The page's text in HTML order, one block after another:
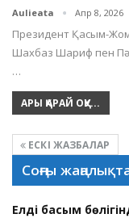
Aulieata Апр 8, 2026
Президент Қасым-
Шахбаз Шариф пен
…
АРЫ ҚАРАЙ ОҚУ...
ЕСКІ ЖАЗБАЛАР
Соңғы
Елдің басым